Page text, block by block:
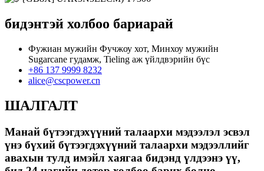
бидэнтэй холбоо бариарай
Фужиан мужийн Фучжоу хот, Минхоу мужийн
Sugarcane гудамж, Tieling аж үйлдвэрийн бүс
+86 137 9999 8232
alice@cscpower.cn
ШАЛГАЛТ
Манай бүтээгдэхүүний талаархи мэдээлэл эсвэл
үнэ бүхий бүтээгдэхүүний талаархи мэдээллийг
авахын тулд имэйл хаягаа бидэнд үлдээнэ үү,